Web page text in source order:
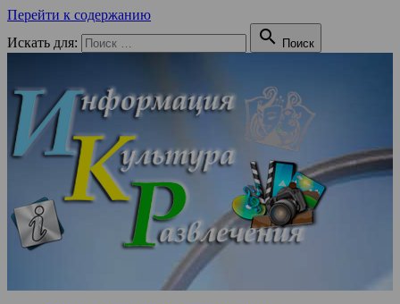
Перейти к содержанию
Искать для:
 Поиск